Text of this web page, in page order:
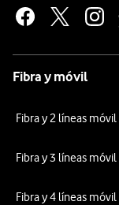
Fibra y móvil
Fibra y 2 líneas móvil
Fibra y 3 líneas móvil
Fibra y 4 líneas móvil